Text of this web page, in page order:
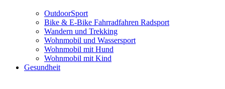
OutdoorSport
Bike & E-Bike Fahrradfahren Radsport
Wandern und Trekking
Wohnmobil und Wassersport
Wohnmobil mit Hund
Wohnmobil mit Kind
Gesundheit